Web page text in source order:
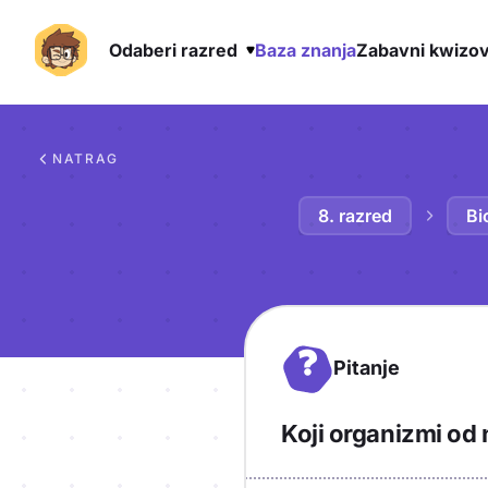
Odaberi razred Baza znanjaZabavni
NATRAG
8. razred
? Pitanje
Koji organizmi od